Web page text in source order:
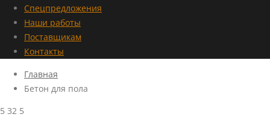
Спецпредложения
Наши работы
Поставщикам
Контакты
Главная
Бетон для пола
5 32 5